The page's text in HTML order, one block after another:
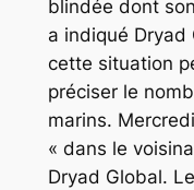
blindée dont
a indiqué Dryad
cette situation
préciser le
marins.
« dans le
Dryad Global.